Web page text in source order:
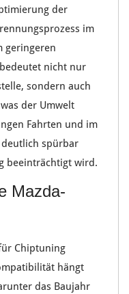
der
im
geringeren
nicht nur
, sondern auch
der Umwelt
Fahrten und im
deutlich spürbar
beeinträchtigt wird.
Mazda-
Chiptuning
hängt
das Baujahr